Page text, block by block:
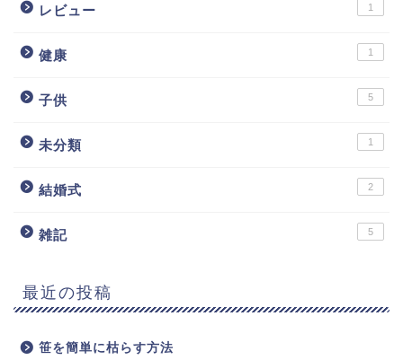
レビュー 1
健康 1
子供 5
未分類 1
結婚式 2
雑記 5
最近の投稿
笹を簡単に枯らす方法